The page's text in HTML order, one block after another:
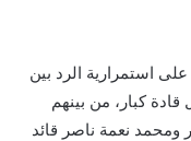
استمرارية الرد بين
كبار، من بينهم
ومحمد نعمة ناصر قائد